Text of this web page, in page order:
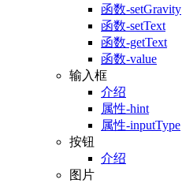
函数-setGravity
函数-setText
函数-getText
函数-value
输入框
介绍
属性-hint
属性-inputType
按钮
介绍
图片